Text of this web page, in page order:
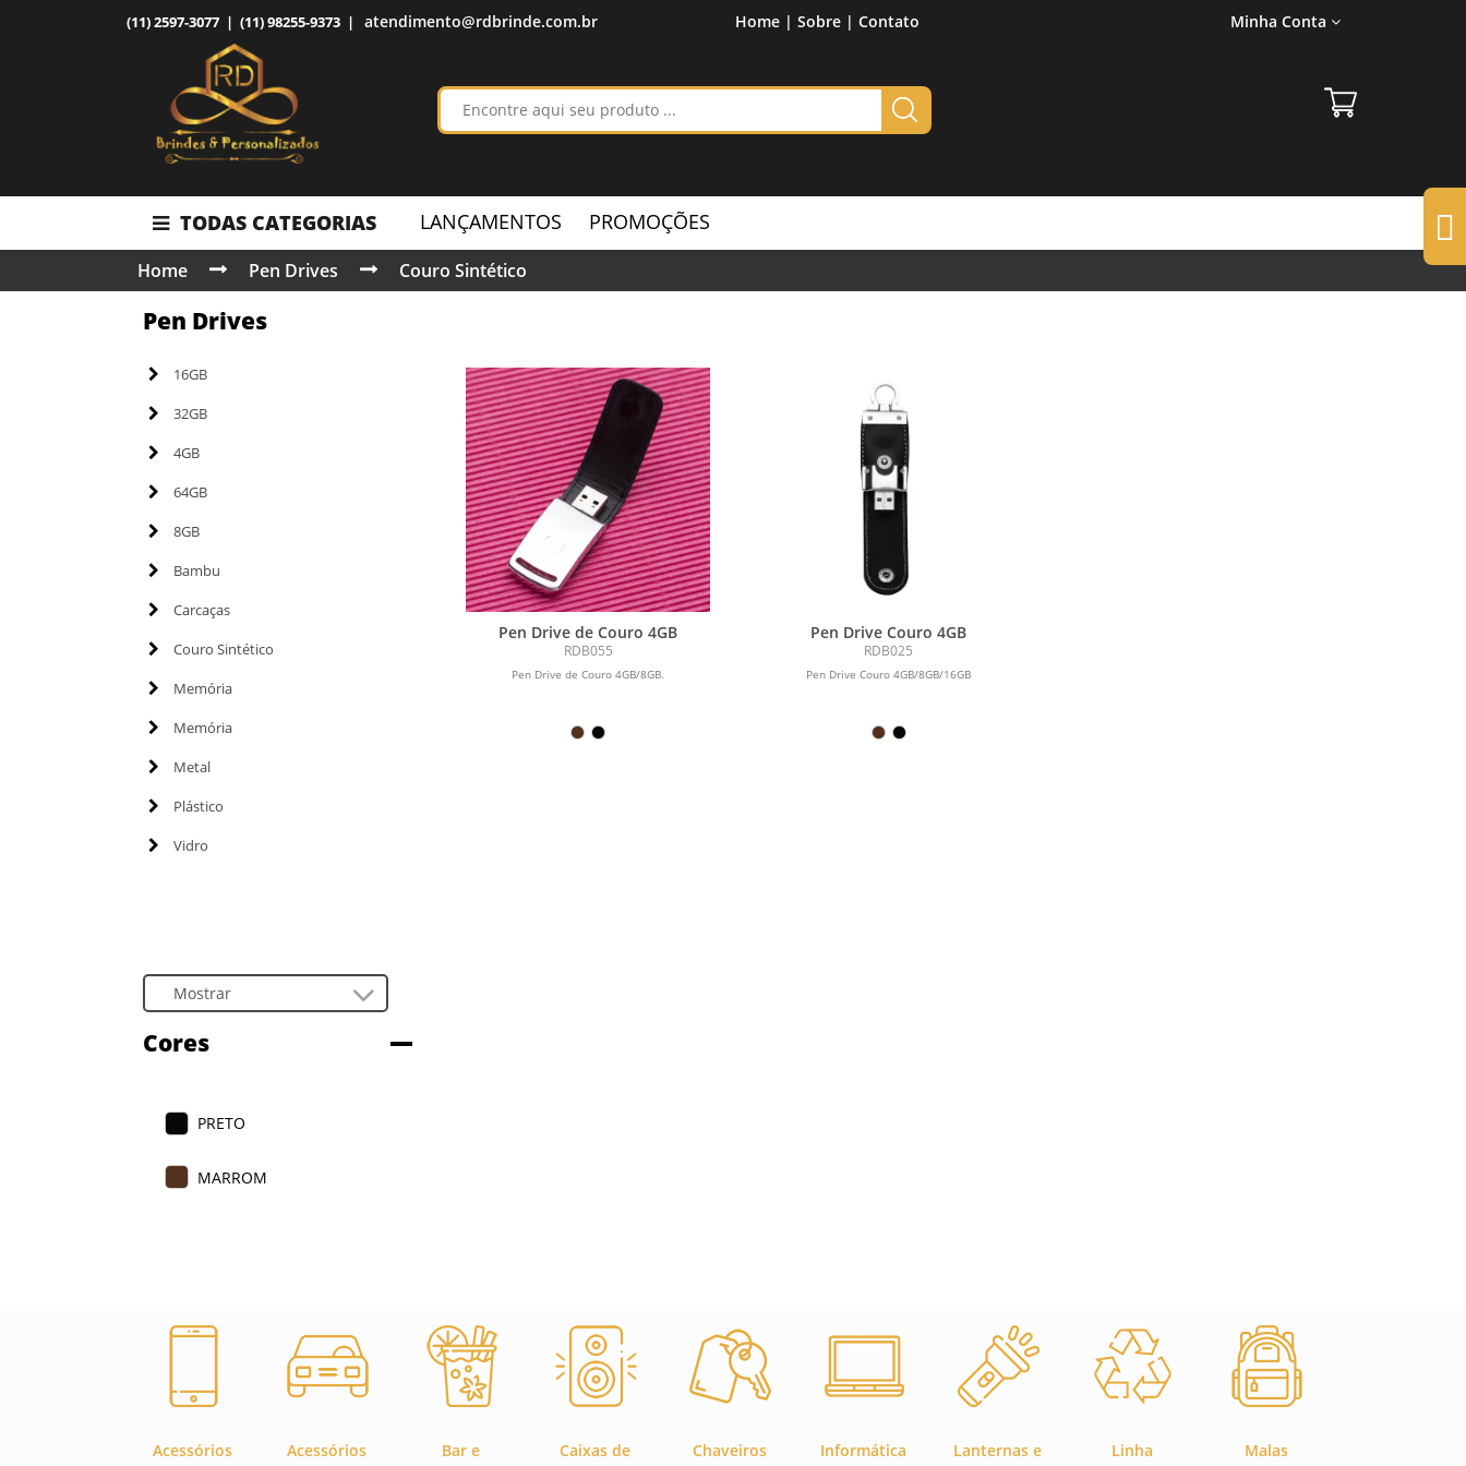
(11) 2597-3077 | (11) 98255-9373 | atendimento@rdbrinde.com.br Home | Sobre | Contato Minha Conta
TODAS CATEGORIAS LANÇAMENTOS PROMOÇÕES
Home Pen Drives Couro Sintético
Pen Drives
16GB
32GB
4GB
64GB
8GB
Bambu
Carcaças
Couro Sintético
Memória
Memória
Metal
Plástico
Vidro
Cores
PRETO
MARROM
Pen Drive de Couro 4GB
RDB055
Pen Drive de Couro 4GB/8GB.
Pen Drive Couro 4GB
RDB025
Pen Drive Couro 4GB/8GB/16GB
Acessórios
Acessórios
Bar e
Caixas de
Chaveiros
Informática
Lanternas e
Linha
Malas